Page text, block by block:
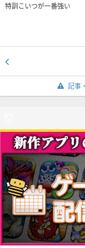
特訓こいつが一番強い
記事